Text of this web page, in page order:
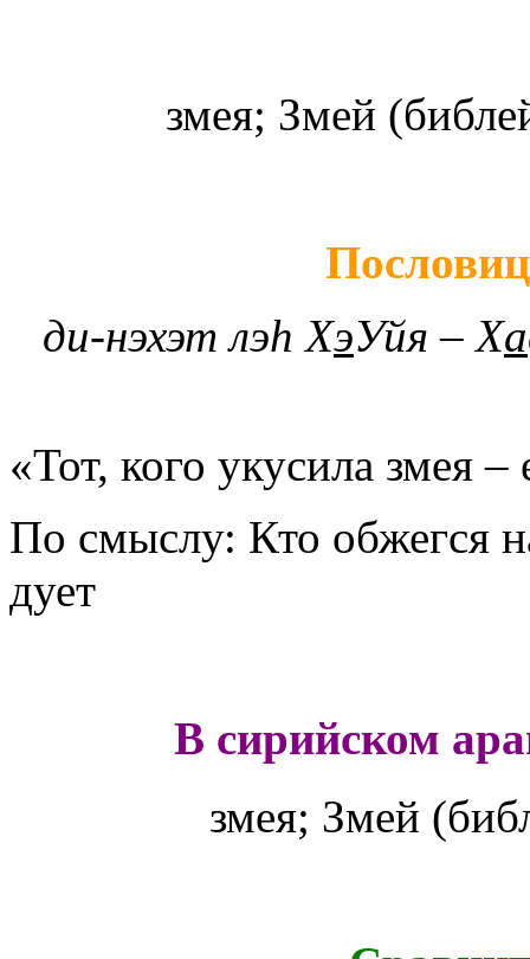
змея; Змей
ди-нэхэт лэh ХэУйя – Ха
«Тот, кого укусила змея –
По смыслу: Кто обжегся
дует
В сирийском
змея; Змей